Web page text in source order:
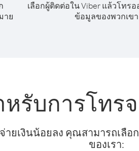
าย
เลือกผู้ติดต่อใน Viber แล้วโทร
ข้อมูลของพวกเขา
รับการโทร
ยเงินน้อยลง คุณสามารถเลื
ของเรา: